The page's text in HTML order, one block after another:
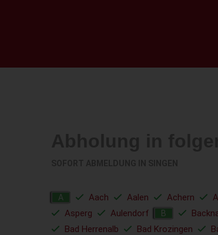
A Aach Aalen Achern
Asperg
Aulendorf B
Bad Herrenalb
Bad Krozingen